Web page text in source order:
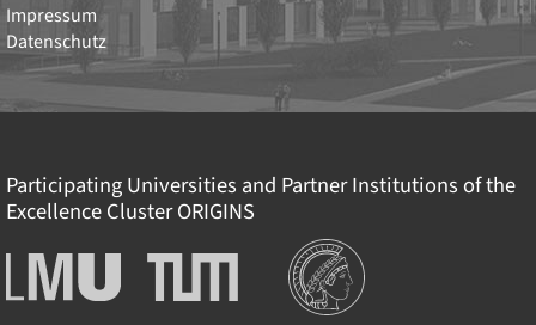
Impressum
Datenschutz
Participating Universities and Partner Institutions of the
Excellence ClusterORIGINS
Ludwig-
Maximilians-
Technische
Universität
Institutions